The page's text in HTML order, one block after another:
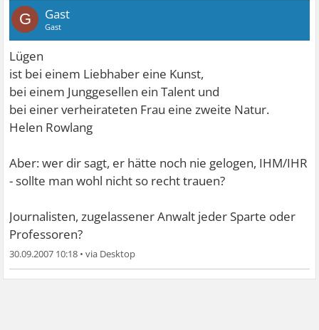
G Gast
Gast
Lügen
ist bei einem Liebhaber eine Kunst,
bei einem Junggesellen ein Talent und
bei einer verheirateten Frau eine zweite Natur.
Helen Rowlang
Aber: wer dir sagt, er hätte noch nie gelogen, IHM/IHR
- sollte man wohl nicht so recht trauen?
Journalisten, zugelassener Anwalt jeder Sparte oder
Professoren?
30.09.2007 10:18 •